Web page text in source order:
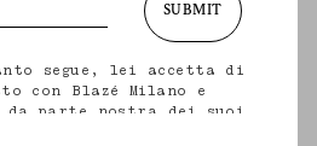
a pois bianchi
SUBMIT
segue, lei accetta di
con Blazé Milano e
parte nostra dei suoi